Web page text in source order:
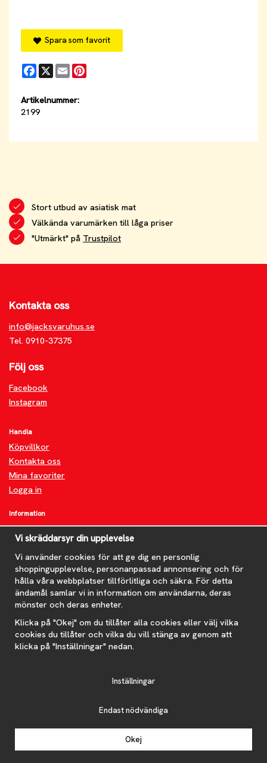
Spara som favorit
Facebook
X Email
Artikelnummer:
2199
Stort utbud av asiatisk mat
Välkända varumärken till låga priser
"Utmärkt" på Trustpilot
Kontakta oss
info@jacksvaruhus.se
Tel. 0910-37375
Följ oss
Facebook
Instagram
Handla
Köpvillkor
Kontakta oss
Mina favoriter
Logga in
Information
Om oss
FAQ
Nyheter
Nyhetsbrev
Om cookies
Prenumerera på nyhetsbrevet för våra bästa erbjudanden och
nyheter!
E-
postadress
Drift & produktion: Wikinggruppen
Vi skräddarsyr din upplevelse
Vi använder cookies för att ge dig en personlig
shoppingupplevelse, personanpassad annonsering och för
hålla våra webbplatser tillförlitliga och säkra. För detta
ändamål samlar vi in information om användarna, deras
mönster och deras enheter.
Klicka på "Okej" om du tillåter alla cookies eller välj vilka
cookies du tillåter och vilka du vill stänga av genom att
klicka på "Inställningar" nedan.
Inställningar
Endast nödvändiga
Okej